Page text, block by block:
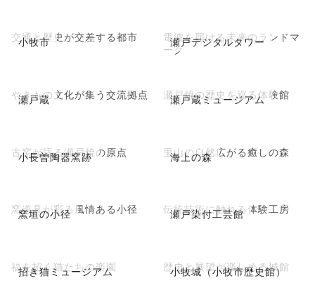
小牧市
交通と歴史が交差する都市 瀬戸デジタルタワー
電波を届ける未来のランドマ
ーク
瀬戸蔵
やきもの文化が集う交流拠点 瀬戸蔵ミュージアム
瀬戸焼の歴史を巡る体験館
小長曽陶器窯跡
古窯が語る瀬戸焼の原点 海上の森
里山の自然広がる癒しの森
窯垣の小径
窯道具が彩る風情ある小径 瀬戸染付工芸館
伝統技術に触れる体験工房
招き猫ミュージアム
福を招く猫たちの楽園 小牧城（小牧市歴史館）
歴史と展望が楽しめる城館